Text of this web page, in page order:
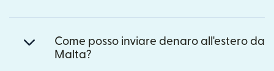
Come posso inviare denaro all'estero da
Malta?